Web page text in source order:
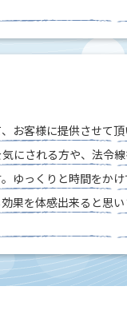
お客様に提供させて
にされる方や、法令
ゆっくりと時間をか
果を体感出来ると思